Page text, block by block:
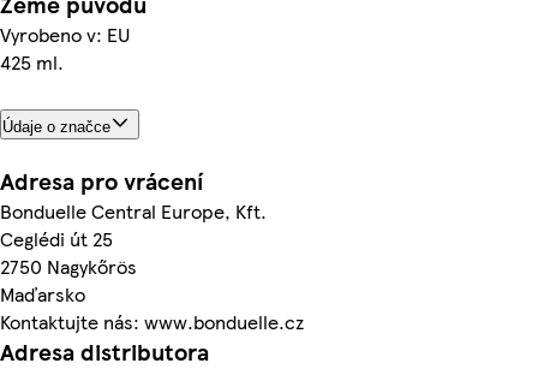
Vyrobeno v: EU
425 ml.
Údaje o značce
Adresa pro vrácení
Bonduelle Central Europe, Kft.
Ceglédi út 25
2750 Nagykőrös
Maďarsko
Kontaktujte nás: www.bonduelle.cz
Adresa distributora